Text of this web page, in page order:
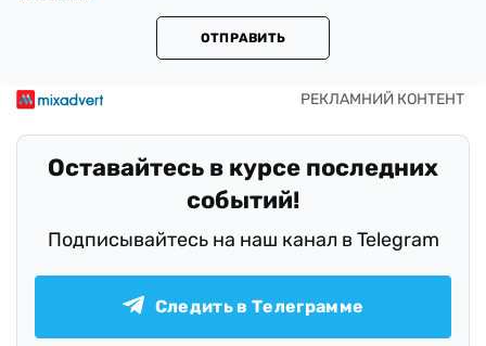
ОТПРАВИТЬ
Оставайтесь в курсе последних
событий!
Подписывайтесь на наш канал в Telegram
Следить в Телеграмме